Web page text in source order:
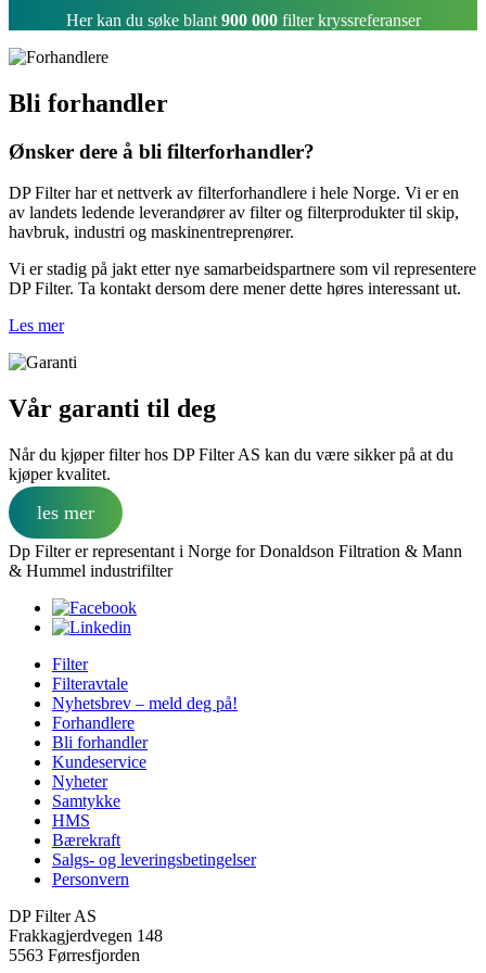
Her kan du søke blant 900 000filter kryssreferanser
Bli forhandler
Ønsker dere å bli filterforhandler?
DP Filter har et nettverk av filterforhandlere i hele Norge. Vi er en
av landets ledende leverandører av filter og filterprodukter til skip,
havbruk, industri og maskinentreprenører.
Vi er stadig på jakt etter nye samarbeidspartnere som vil representere
DP Filter. Ta kontakt dersom dere mener dette høres interessant ut.
Les mer
Vår garanti til deg
Når du kjøper filter hos DP Filter AS kan du være sikker på at du
kjøper kvalitet.
les mer
Dp Filter er representant i Norge for Donaldson Filtration & Mann
& Hummel industrifilter
Filter
Filteravtale
Nyhetsbrev – meld deg på!
Forhandlere
Bli forhandler
Kundeservice
Nyheter
Samtykke
HMS
Bærekraft
Salgs- og leveringsbetingelser
Personvern
DP Filter AS
Frakkagjerdvegen 148
5563 Førresfjorden